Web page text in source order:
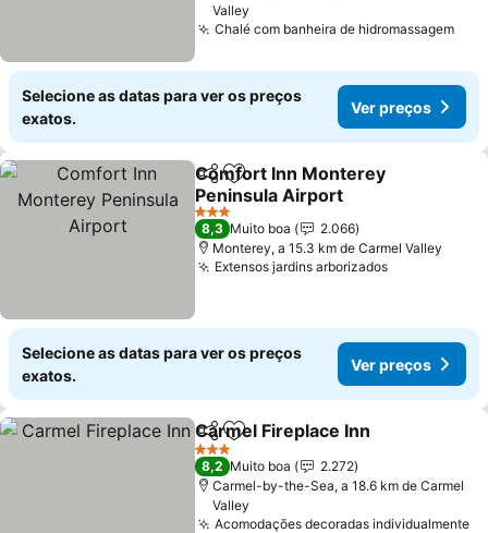
Valley
Chalé com banheira de hidromassagem
Selecione as datas para ver os preços
exatos.
Ver preços
PartilharAdicionar aos favoritos
Comfort Inn Monterey
Peninsula Airport
3 Estrelas
8,3 Muito boa
2.066
Monterey, a 15.3 km de Carmel Valley
Extensos jardins arborizados
Selecione as datas para ver os preços
exatos.
Ver preços
PartilharAdicionar aos favoritos
Carmel Fireplace Inn
3 Estrelas
8,2 Muito boa
2.272
Carmel-by-the-Sea, a 18.6 km de Carmel
Valley
Acomodações decoradas individualmente